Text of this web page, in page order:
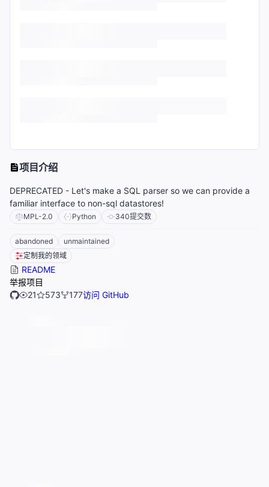
项目介绍
DEPRECATED - Let's make a SQL parser so we can provide a
familiar interface to non-sql datastores!
MPL-2.0 Python 340提交数
abandoned
unmaintained
定制我的领域
README
举报项目
21
573 177访问 GitHub